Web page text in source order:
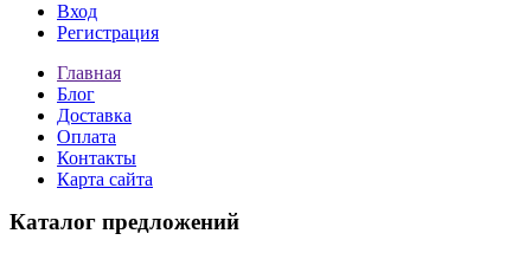
Вход
Регистрация
Главная
Блог
Доставка
Оплата
Контакты
Карта сайта
Каталог предложений